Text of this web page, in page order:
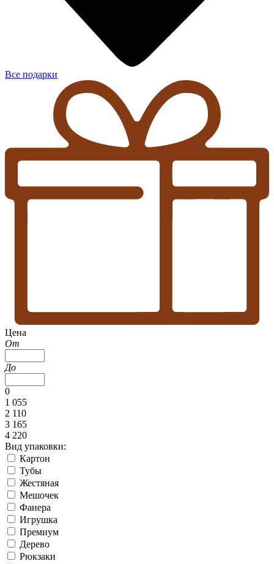
Все подарки
Цена
От
До
0
1 055
2 110
3 165
4 220
Вид упаковки:
Картон
Тубы
Жестяная
Мешочек
Фанера
Игрушка
Премиум
Дерево
Рюкзаки